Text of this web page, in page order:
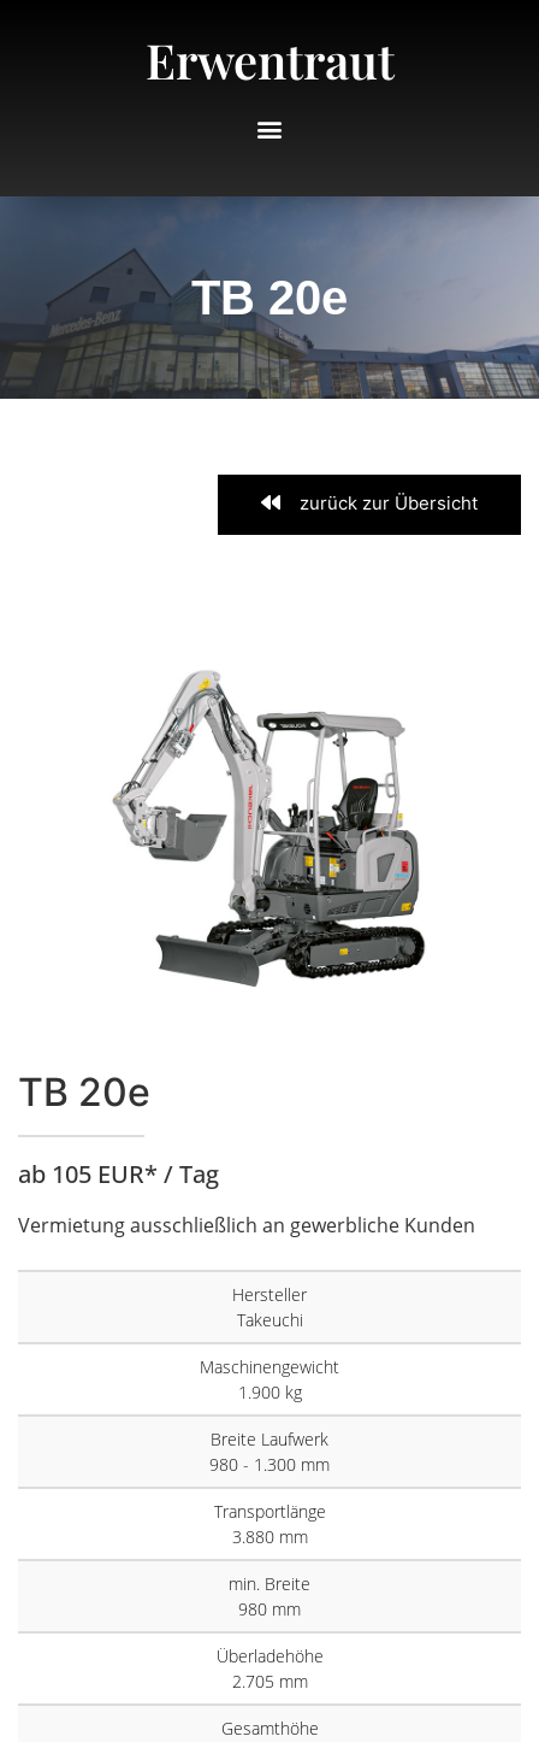
Erwentraut
TB 20e
zurück zur Übersicht
TB 20e
ab 105 EUR* / Tag
Vermietung ausschließlich an gewerbliche Kunden
Hersteller
Takeuchi
Maschinengewicht
1.900 kg
Breite Laufwerk
980 - 1.300 mm
Transportlänge
3.880 mm
min. Breite
980 mm
Überladehöhe
2.705 mm
Gesamthöhe